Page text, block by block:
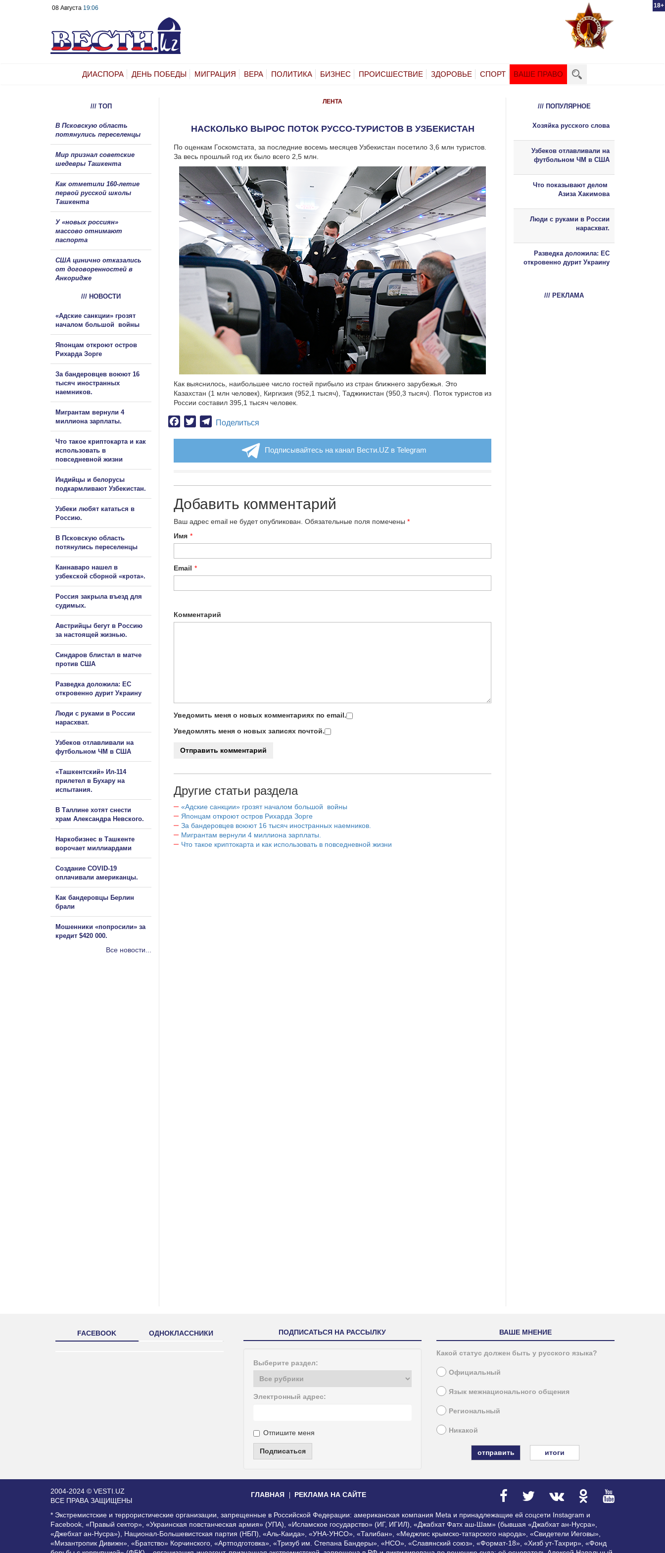
18+
08 Августа 19:06
ДИАСПОРА ДЕНЬ ПОБЕДЫ МИГРАЦИЯ ВЕРА ПОЛИТИКА БИЗНЕС ПРОИСШЕСТВИЕ ЗДОРОВЬЕ СПОРТ ВАШЕ ПРАВО
ЛЕНТА
НАСКОЛЬКО ВЫРОС ПОТОК РУССО-ТУРИСТОВ В УЗБЕКИСТАН
По оценкам Госкомстата, за последние восемь месяцев Узбекистан посетило 3,6 млн туристов.
За весь прошлый год их было всего 2,5 млн.
Как выяснилось, наибольшее число гостей прибыло из стран ближнего зарубежья. Это
Казахстан (1 млн человек), Киргизия (952,1 тысяч), Таджикистан (950,3 тысяч). Поток туристов из
России составил 395,1 тысяч человек.
Facebook
TwitterTelegram
Поделиться
Подписывайтесь на канал Вести.UZ в Telegram
Добавить комментарий
Ваш адрес email не будет опубликован. Обязательные поля помечены *
Имя *
Email *
Комментарий
Уведомить меня о новых комментариях по email.
Уведомлять меня о новых записях почтой.
Другие статьи раздела
«Адские санкции» грозят началом большой войны
Японцам откроют остров Рихарда Зорге
За бандеровцев воюют 16 тысяч иностранных наемников.
Мигрантам вернули 4 миллиона зарплаты.
Что такое криптокарта и как использовать в повседневной жизни
/// ТОП
В Псковскую область
потянулись переселенцы
Мир признал советские
шедевры Ташкента
Как отметили 160-летие
первой русской школы
Ташкента
У «новых россиян»
массово отнимают
паспорта
США цинично отказались
от договоренностей в
Анкоридже
/// НОВОСТИ
«Адские санкции» грозят
началом большой войны
Японцам откроют остров
Рихарда Зорге
За бандеровцев воюют 16
тысяч иностранных
наемников.
Мигрантам вернули 4
миллиона зарплаты.
Что такое криптокарта и как
использовать в
повседневной жизни
Индийцы и белорусы
подкармливают Узбекистан.
Узбеки любят кататься в
Россию.
В Псковскую область
потянулись переселенцы
Каннаваро нашел в
узбекской сборной «крота».
Россия закрыла въезд для
судимых.
Австрийцы бегут в Россию
за настоящей жизнью.
Синдаров блистал в матче
против США
Разведка доложила: ЕС
откровенно дурит Украину
Люди с руками в России
нарасхват.
Узбеков отлавливали на
футбольном ЧМ в США
«Ташкентский» Ил-114
прилетел в Бухару на
испытания.
В Таллине хотят снести
храм Александра Невского.
Наркобизнес в Ташкенте
ворочает миллиардами
Создание COVID-19
оплачивали американцы.
Как бандеровцы Берлин
брали
Мошенники «попросили» за
кредит $420 000.
Все новости...
/// ПОПУЛЯРНОЕ
Хозяйка русского слова
Узбеков отлавливали на
футбольном ЧМ в США
Что показывают делом
Азиза Хакимова
Люди с руками в России
нарасхват.
Разведка доложила: ЕС
откровенно дурит Украину
/// РЕКЛАМА
FACEBOOK ОДНОКЛАССНИКИ ПОДПИСАТЬСЯ НА РАССЫЛКУ
Выберите раздел:
Электронный адрес:
Отпишите меня
Подписаться
ВАШЕ МНЕНИЕ
Какой статус должен быть у русского языка?
Официальный
Язык межнационального общения
Региональный
Никакой
итоги
2004-2024 © VESTI.UZ
ВСЕ ПРАВА ЗАЩИЩЕНЫ
ГЛАВНАЯ РЕКЛАМА НА САЙТЕ
* Экстремистские и террористические организации, запрещенные в Российской Федерации: американская компания Meta и принадлежащие ей соцсети Instagram и
Facebook, «Правый сектор», «Украинская повстанческая армия» (УПА), «Исламское государство» (ИГ, ИГИЛ), «Джабхат Фатх аш-Шам» (бывшая «Джабхат ан-Нусра»,
«Джебхат ан-Нусра»), Национал-Большевистская партия (НБП), «Аль-Каида», «УНА-УНСО», «Талибан», «Меджлис крымско-татарского народа», «Свидетели Иеговы»,
«Мизантропик Дивижн», «Братство» Корчинского, «Артподготовка», «Тризуб им. Степана Бандеры», «НСО», «Славянский союз», «Формат-18», «Хизб ут-Тахрир», «Фонд